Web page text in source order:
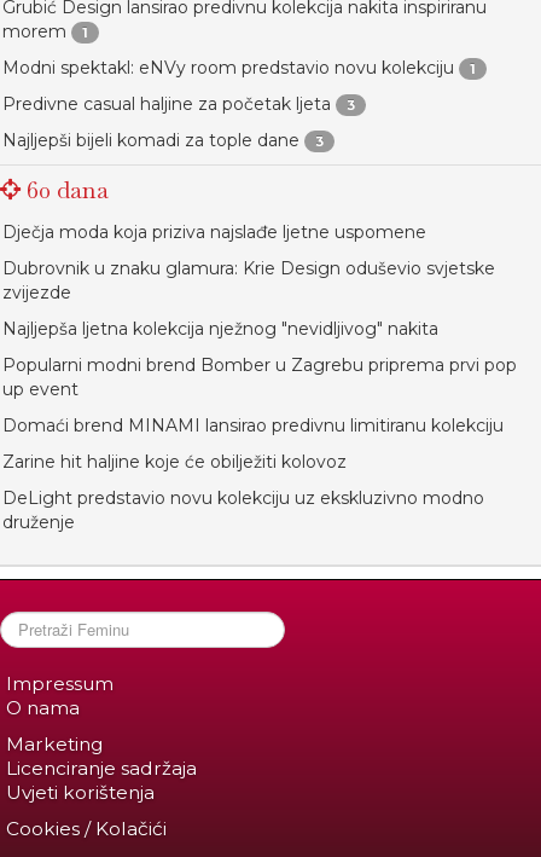
Grubić Design lansirao predivnu kolekcija nakita inspiriranu
morem
1
Modni spektakl: eNVy room predstavio novu kolekciju 1
Predivne casual haljine za početak ljeta 3
Najljepši bijeli komadi za tople dane 3
60 dana
Dječja moda koja priziva najslađe ljetne uspomene
Dubrovnik u znaku glamura: Krie Design oduševio svjetske
zvijezde
Najljepša ljetna kolekcija nježnog "nevidljivog" nakita
Popularni modni brend Bomber u Zagrebu priprema prvi pop
up event
Domaći brend MINAMI lansirao predivnu limitiranu kolekciju
Zarine hit haljine koje će obilježiti kolovoz
DeLight predstavio novu kolekciju uz ekskluzivno modno
druženje
Impressum
O nama
Marketing
Licenciranje sadržaja
Uvjeti korištenja
Cookies / Kolačići